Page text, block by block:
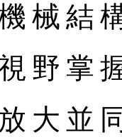
械結
野掌
大並